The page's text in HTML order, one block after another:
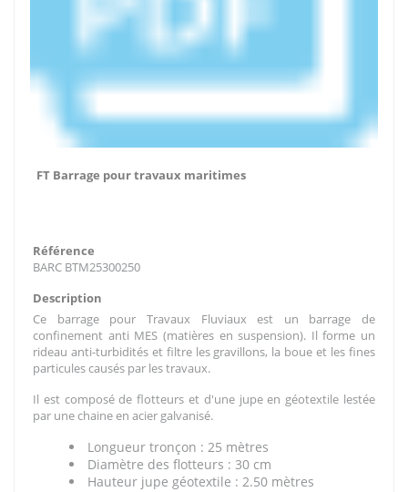
FT Barrage pour travaux maritimes
Référence
BARC BTM25300250
Description
Ce barrage pour Travaux Fluviaux est un barrage de
confinement anti MES (matières en suspension). Il forme un
rideau anti-turbidités et filtre les gravillons, la boue et les fines
particules causés par les travaux.
Il est composé de flotteurs et d'une jupe en géotextile lestée
par une chaine en acier galvanisé.
Longueur tronçon : 25 mètres
Diamètre des flotteurs : 30 cm
Hauteur jupe géotextile : 2.50 mètres